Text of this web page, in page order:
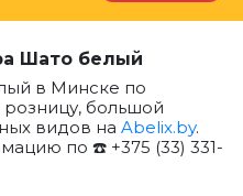
Шато белый
в Минске по
большой
видов на Abelix.by.
по ☎️ +375 (33) 331-